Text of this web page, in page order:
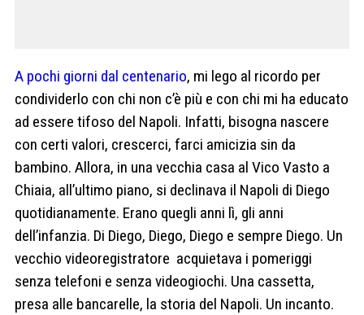
A pochi giorni dal centenario, mi lego al ricordo per
condividerlo con chi non c’è più e con chi mi ha educato
ad essere tifoso del Napoli. Infatti, bisogna nascere
con certi valori, crescerci, farci amicizia sin da
bambino. Allora, in una vecchia casa al Vico Vasto a
Chiaia, all’ultimo piano, si declinava il Napoli di Diego
quotidianamente. Erano quegli anni lì, gli anni
dell’infanzia. Di Diego, Diego, Diego e sempre Diego. Un
vecchio videoregistratore acquietava i pomeriggi
senza telefoni e senza videogiochi. Una cassetta,
presa alle bancarelle, la storia del Napoli. Un incanto.